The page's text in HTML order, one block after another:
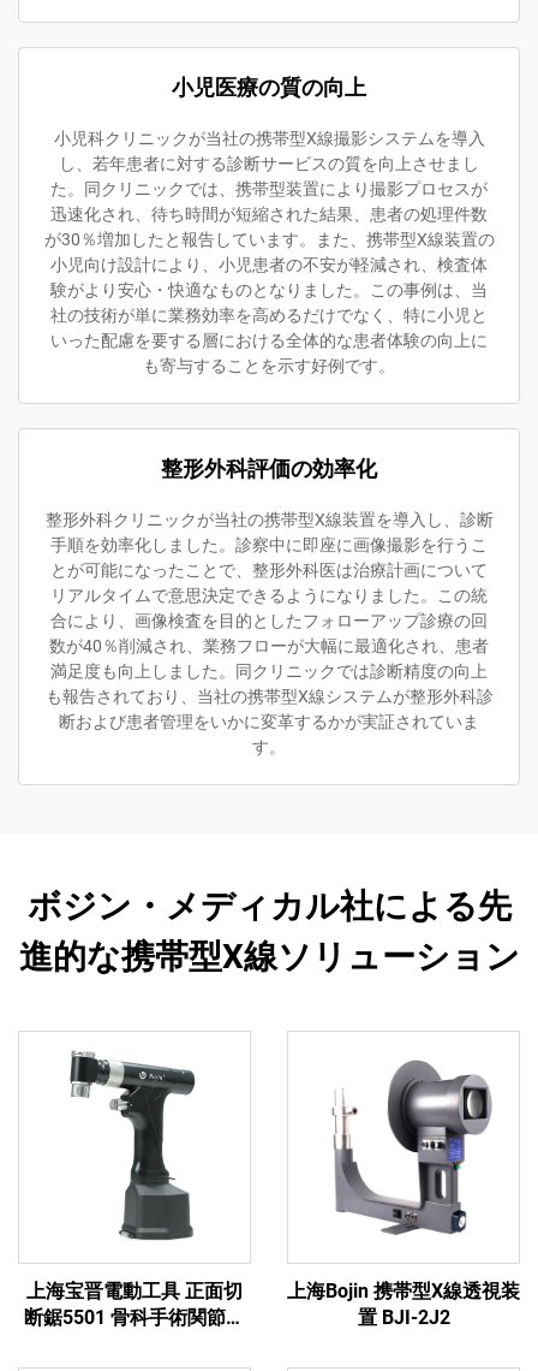
小児医療の質の向上
小児科クリニックが当社の携帯型X線撮影システムを導入
し、若年患者に対する診断サービスの質を向上させまし
た。同クリニックでは、携帯型装置により撮影プロセスが
迅速化され、待ち時間が短縮された結果、患者の処理件数
が30％増加したと報告しています。また、携帯型X線装置の
小児向け設計により、小児患者の不安が軽減され、検査体
験がより安心・快適なものとなりました。この事例は、当
社の技術が単に業務効率を高めるだけでなく、特に小児と
いった配慮を要する層における全体的な患者体験の向上に
も寄与することを示す好例です。
整形外科評価の効率化
整形外科クリニックが当社の携帯型X線装置を導入し、診断
手順を効率化しました。診察中に即座に画像撮影を行うこ
とが可能になったことで、整形外科医は治療計画について
リアルタイムで意思決定できるようになりました。この統
合により、画像検査を目的としたフォローアップ診療の回
数が40％削減され、業務フローが大幅に最適化され、患者
満足度も向上しました。同クリニックでは診断精度の向上
も報告されており、当社の携帯型X線システムが整形外科診
断および患者管理をいかに変革するかが実証されていま
す。
ボジン・メディカル社による先
進的な携帯型X線ソリューション
上海宝晋電動工具 正面切
断鋸5501 骨科手術関節外
上海Bojin 携帯型X線透視装
置 BJI-2J2